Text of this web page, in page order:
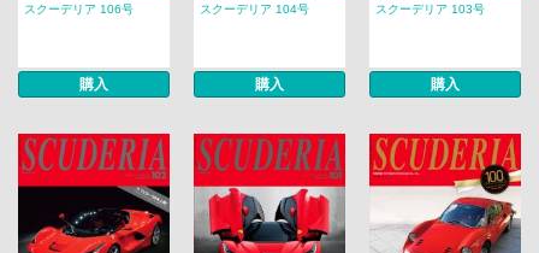
スクーデリア 106号
購入
スクーデリア 104号
購入
スクーデリア 103号
購入